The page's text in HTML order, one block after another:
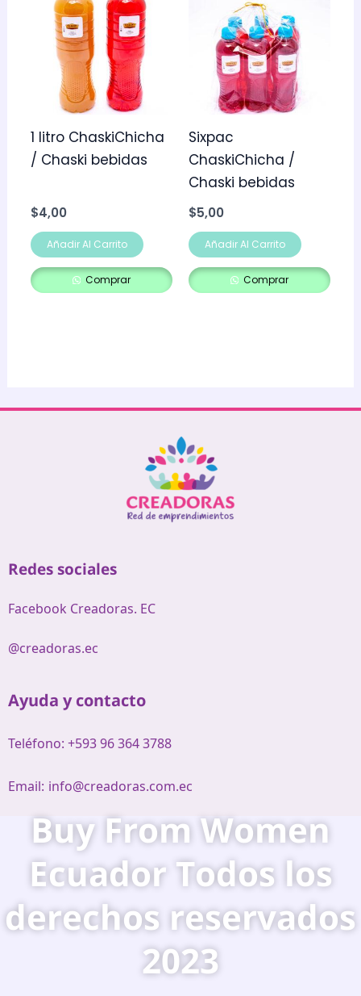
1 litro ChaskiChicha
/ Chaski bebidas
$4,00
Añadir Al Carrito
Comprar
Sixpac
ChaskiChicha /
Chaski bebidas
$5,00
Añadir Al Carrito
Comprar
Redes sociales
Facebook Creadoras. EC
@creadoras.ec
Ayuda y contacto
Teléfono: +593 96 364 3788
Email: info@creadoras.com.ec
Buy From Women
Ecuador Todos los
derechos reservados
2023